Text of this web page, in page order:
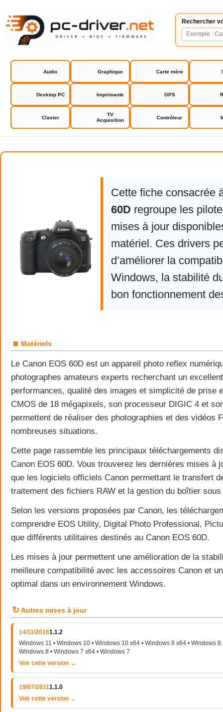
Rechercher
Audio Graphique Carte mère
Desktop PC Imprimante GPS
Clavier
TV
Acquisition
Contrôleur
Canon EOS 60D
Cette fiche consacrée
60D regroupe les
mises à jour
matériel. Ces drivers
d’améliorer la
Windows, la stabilité
bon fonctionnement
■ Matériels
Le Canon EOS 60D est un appareil photo reflex
photographes amateurs experts recherchant un
performances, qualité des images et simplicité de prise
CMOS de 18 mégapixels, son processeur DIGIC 4 et
permettent de réaliser des photographies et des vidéos
nombreuses situations.
Cette page rassemble les principaux téléchargements
Canon EOS 60D. Vous trouverez les dernières mises à
que les logiciels officiels Canon permettant le transfert
traitement des fichiers RAW et la gestion du boîtier
Selon les versions proposées par Canon, les
comprendre EOS Utility, Digital Photo Professional,
que différents utilitaires destinés au Canon EOS 60D.
Les mises à jour permettent une amélioration de la
meilleure compatibilité avec les accessoires Canon et
optimal dans un environnement Windows.
↻ Autres mises à jour
14/11/20161.1.2
Windows 11 • Windows 10 • Windows 10 x64 • Windows 8 x64 • Windows
Windows 8 • Windows 7 x64 • Windows 7
Voir cette version →
19/07/20111.1.0
Voir cette version →